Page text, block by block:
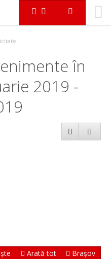
în
2019 -
Arată tot Brașov